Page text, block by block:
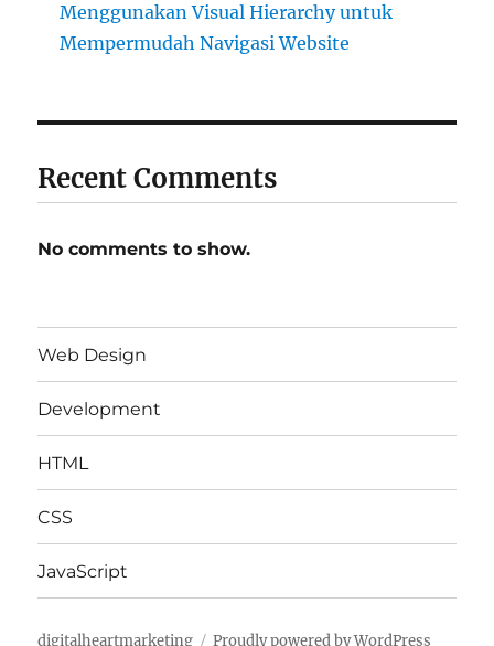
Menggunakan Visual Hierarchy untuk
Mempermudah Navigasi Website
Recent Comments
No comments to show.
Web Design
Development
HTML
CSS
JavaScript
digitalheartmarketing Proudly powered by WordPress